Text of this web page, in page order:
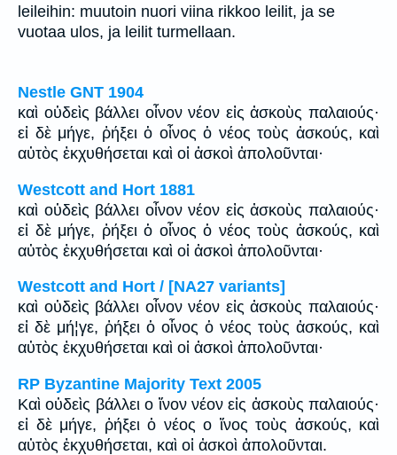
leileihin: muutoin nuori viina rikkoo leilit, ja se
vuotaa ulos, ja leilit turmellaan.
Nestle GNT 1904
καὶ οὐδεὶς βάλλει οἶνον νέον εἰς ἀσκοὺς παλαιούς·
εἰ δὲ μήγε, ῥήξει ὁ οἶνος ὁ νέος τοὺς ἀσκούς, καὶ
αὐτὸς ἐκχυθήσεται καὶ οἱ ἀσκοὶ ἀπολοῦνται·
Westcott and Hort 1881
καὶ οὐδεὶς βάλλει οἶνον νέον εἰς ἀσκοὺς παλαιούς·
εἰ δὲ μήγε, ῥήξει ὁ οἶνος ὁ νέος τοὺς ἀσκούς, καὶ
αὐτὸς ἐκχυθήσεται καὶ οἱ ἀσκοὶ ἀπολοῦνται·
Westcott and Hort / [NA27 variants]
καὶ οὐδεὶς βάλλει οἶνον νέον εἰς ἀσκοὺς παλαιούς·
εἰ δὲ μή¦γε, ῥήξει ὁ οἶνος ὁ νέος τοὺς ἀσκούς, καὶ
αὐτὸς ἐκχυθήσεται καὶ οἱ ἀσκοὶ ἀπολοῦνται·
RP Byzantine Majority Text 2005
Καὶ οὐδεὶς βάλλει ο ἴνον νέον εἰς ἀσκοὺς παλαιούς·
εἰ δὲ μήγε, ῥήξει ὁ νέος ο ἴνος τοὺς ἀσκούς, καὶ
αὐτὸς ἐκχυθήσεται, καὶ οἱ ἀσκοὶ ἀπολοῦνται.